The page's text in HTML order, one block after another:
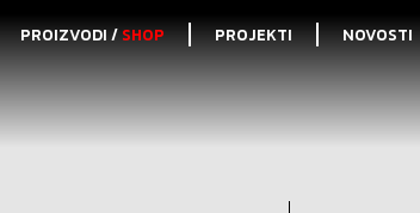
PROIZVODI /SHOP PROJEKTI NOVOSTI